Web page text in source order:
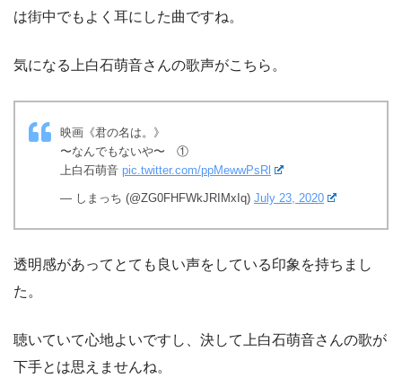
は街中でもよく耳にした曲ですね。
気になる上白石萌音さんの歌声がこちら。
映画《君の名は。》
〜なんでもないや〜 ①
上白石萌音 pic.twitter.com/ppMewwPsRl
— しまっち (@ZG0FHFWkJRIMxIq) July 23, 2020
透明感があってとても良い声をしている印象を持ちまし
た。
聴いていて心地よいですし、決して上白石萌音さんの歌が
下手とは思えませんね。